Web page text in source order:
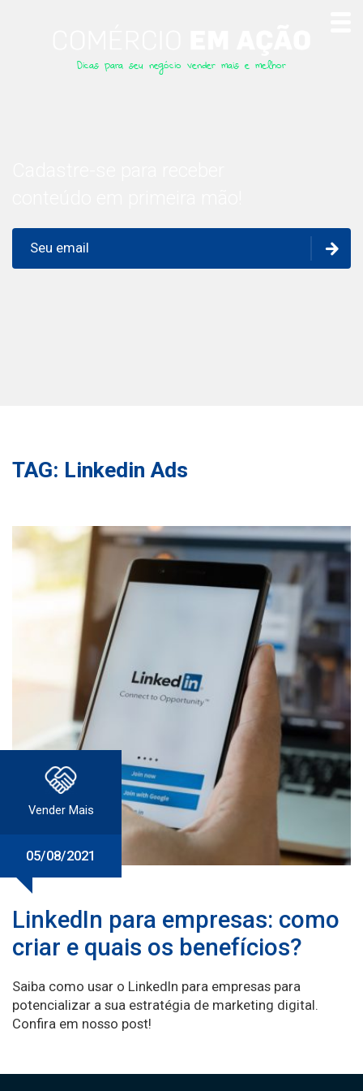
Dicas para seu negócio vender mais e melhor
TAG: Linkedin Ads
Vender Mais
05/08/2021
LinkedIn para empresas: como
criar e quais os benefícios?
Saiba como usar o LinkedIn para empresas para
potencializar a sua estratégia de marketing digital.
Confira em nosso post!